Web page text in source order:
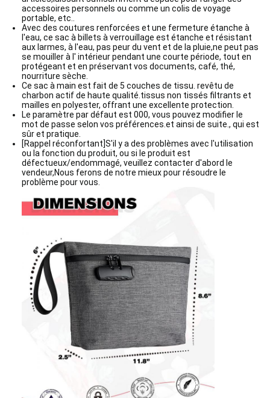
accessoires personnels ou comme un colis de voyage
portable, etc..
Avec des coutures renforcées et une fermeture étanche à
l'eau, ce sac à billets à verrouillage est étanche et résistant
aux larmes, à l'eau, pas peur du vent et de la pluie,ne peut pas
se mouiller à l' intérieur pendant une courte période, tout en
protégeant et en préservant vos documents, café, thé,
nourriture sèche.
Ce sac à main est fait de 5 couches de tissu. revêtu de
charbon actif de haute qualité.tissus non tissés filtrants et
mailles en polyester, offrant une excellente protection.
Le paramètre par défaut est 000, vous pouvez modifier le
mot de passe selon vos préférences.et ainsi de suite., qui est
sûr et pratique.
[Rappel réconfortant]S'il y a des problèmes avec l'utilisation
ou la fonction du produit, ou si le produit est
défectueux/endommagé, veuillez contacter d'abord le
vendeur,Nous ferons de notre mieux pour résoudre le
problème pour vous.